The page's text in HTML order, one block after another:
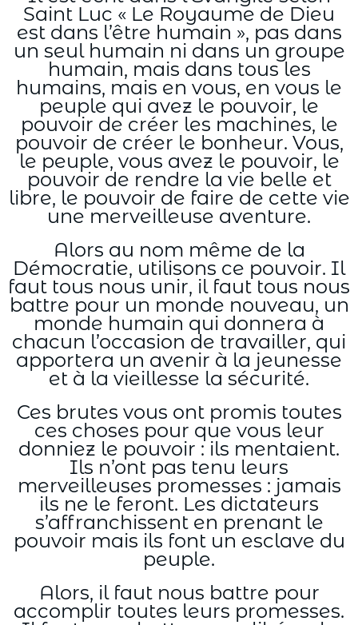
Saint Luc « Le Royaume de Dieu
est dans l’être humain », pas dans
un seul humain ni dans un groupe
humain, mais dans tous les
humains, mais en vous, en vous le
peuple qui avez le pouvoir, le
pouvoir de créer les machines, le
pouvoir de créer le bonheur. Vous,
le peuple, vous avez le pouvoir, le
pouvoir de rendre la vie belle et
libre, le pouvoir de faire de cette vie
une merveilleuse aventure.
Alors au nom même de la
Démocratie, utilisons ce pouvoir. Il
faut tous nous unir, il faut tous nous
battre pour un monde nouveau, un
monde humain qui donnera à
chacun l’occasion de travailler, qui
apportera un avenir à la jeunesse
et à la vieillesse la sécurité.
Ces brutes vous ont promis toutes
ces choses pour que vous leur
donniez le pouvoir : ils mentaient.
Ils n’ont pas tenu leurs
merveilleuses promesses : jamais
ils ne le feront. Les dictateurs
s’affranchissent en prenant le
pouvoir mais ils font un esclave du
peuple.
Alors, il faut nous battre pour
accomplir toutes leurs promesses.